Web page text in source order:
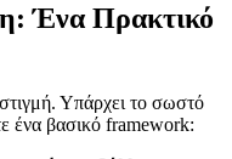
Ένα Πρακτικό
Υπάρχει το σωστό
ένα βασικό framework: